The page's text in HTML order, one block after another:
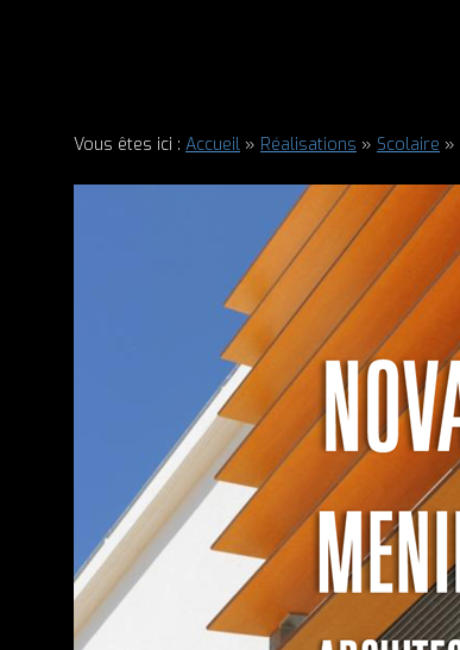
Vous êtes ici : Accueil » Réalisations » Scolaire »